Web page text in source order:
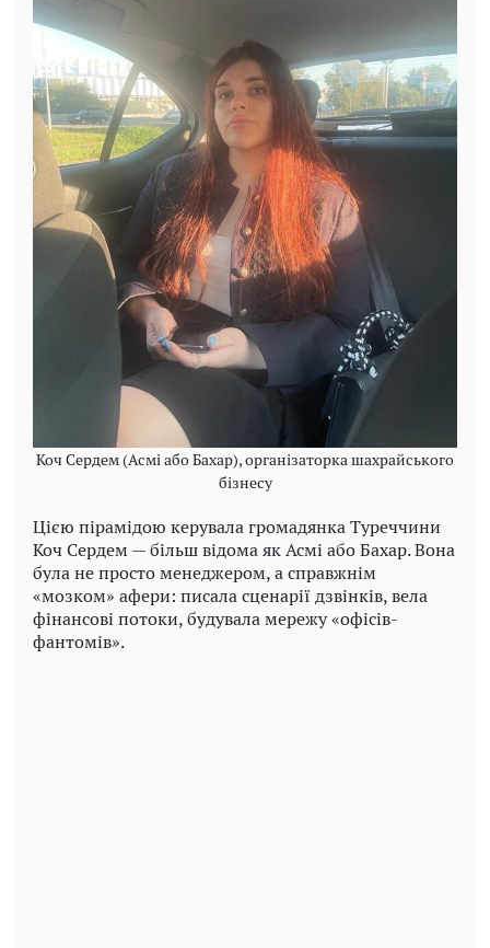
Коч Сердем (Асмі або Бахар), організаторка шахрайського
бізнесу
Цією пірамідою керувала громадянка Туреччини
Коч Сердем — більш відома як Асмі або Бахар. Вона
була не просто менеджером, а справжнім
«мозком» афери: писала сценарії дзвінків, вела
фінансові потоки, будувала мережу «офісів-
фантомів».